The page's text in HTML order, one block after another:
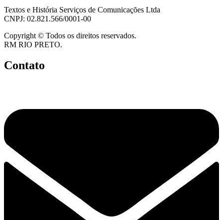
Textos e História Serviços de Comunicações Ltda
CNPJ: 02.821.566/0001-00
Copyright © Todos os direitos reservados.
RM RIO PRETO.
Contato